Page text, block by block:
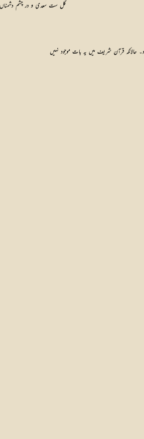
گل ست سعدی و در چشم
قرآن شریف میں یہ بات موجود نہیں